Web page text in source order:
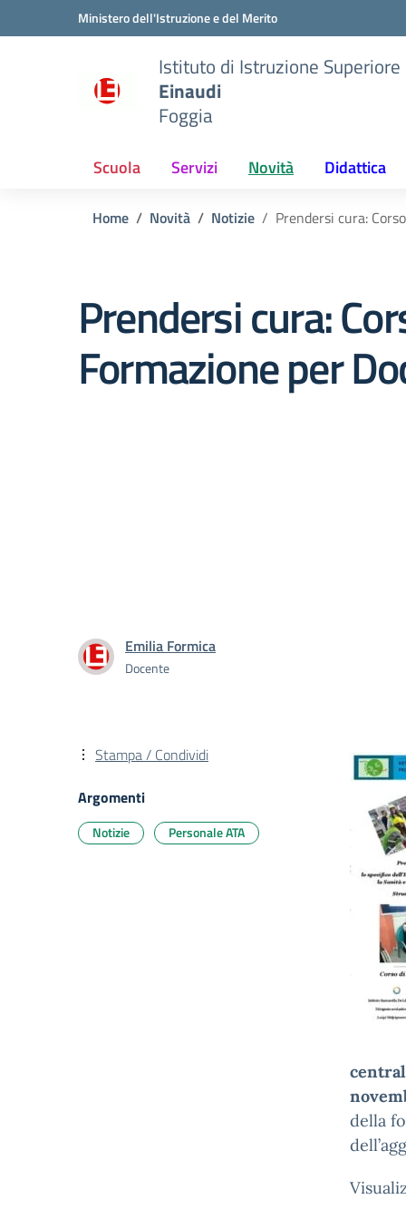
Vai ai contenuti
Vai al menu di navigazioneMinistero dell'Istruzione e del Merito
Istituto di Istruzione Superiore
Einaudi
Foggia
Scuola Servizi Novità Didattica
Home Novità Notizie Prendersi cura:
Prendersi cura:
Formazione per
Emilia Formica
Docente
della
Stampa / Condividi
Argomenti
Notizie Personale ATA